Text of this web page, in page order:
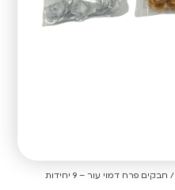
/ חבקים פרח דמוי עור – 9 יחידות